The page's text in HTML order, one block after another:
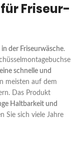
Friseur-
der Friseurwäsche.
eine schnelle und
meisten auf dem
Das Produkt
Haltbarkeit und
Sie sich viele Jahre